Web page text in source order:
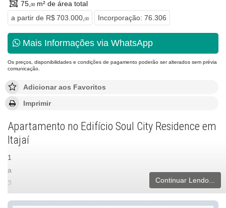
75, 00m² de área total
a partir de R$ 703.000, 00 Incorporação: 76.306
Mais Informações via WhatsApp
Os preços, disponibilidades e condições de pagamento poderão ser alterados sem prévia
comunicação.
Adicionar aos Favoritos
Imprimir
Apartamento no Edifício Soul City Residence em
Itajaí
1
a
3
Suites
Continuar Lendo...